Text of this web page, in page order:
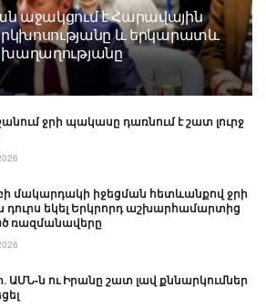
աջակցում է Հարավային
և երկարատև
խաղաղությանը
ջրի պակասը դառնում է շատ լուրջ
մակարդակի իջեցման հետևանքով ջրի
դուրս եկել Երկրորդ աշխարհամարտից
ռազմանավերը
ԱՄՆ-ն ու Իրանը շատ լավ քննարկումներ